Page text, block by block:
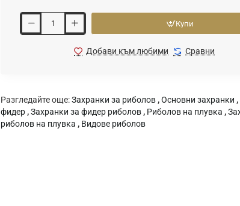
Купи
Добави към любими Сравни
Разгледайте още:Захранки за риболов ,Основни захранки ,
фидер ,Захранки за фидер риболов , Риболов на плувка ,
риболов на плувка , Видове риболов